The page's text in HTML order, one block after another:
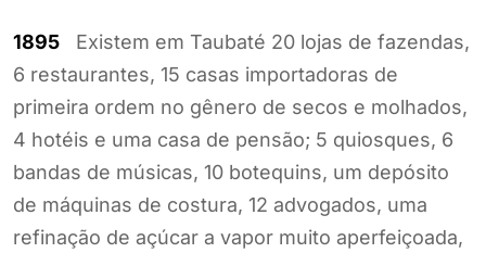
1895 Existem em Taubaté 20 lojas de fazendas,
6 restaurantes, 15 casas importadoras de
primeira ordem no gênero de secos e molhados,
4 hotéis e uma casa de pensão; 5 quiosques, 6
bandas de músicas, 10 botequins, um depósito
de máquinas de costura, 12 advogados, uma
refinação de açúcar a vapor muito aperfeiçoada,